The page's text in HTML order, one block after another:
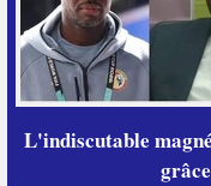
L'indiscutable